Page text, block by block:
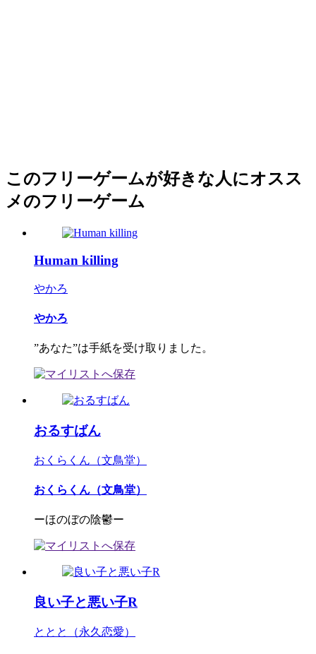
このフリーゲームが好きな人にオスス
メのフリーゲーム
Human killing
やかろ
やかろ
”あなた”は手紙を受け取りました。
おるすばん
おくらくん（文鳥堂）
おくらくん（文鳥堂）
ーほのぼの陰鬱ー
良い子と悪い子R
ととと（永久恋愛）